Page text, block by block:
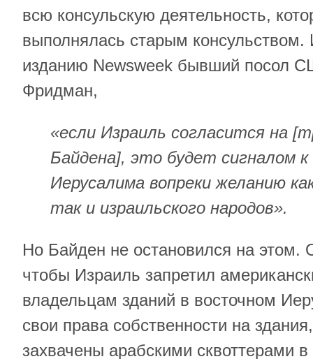
всю консульскую деятельность,
выполнялась старым консульством.
изданию Newsweek бывший посол
Фридман,
«если Израиль согласится на
Байдена], это будет сигналом к
Иерусалима вопреки желанию
так и израильского народов».
Но Байден не остановился на этом.
чтобы Израиль запретил
владельцам зданий в восточном
свои права собственности на
захвачены арабскими сквоттерами